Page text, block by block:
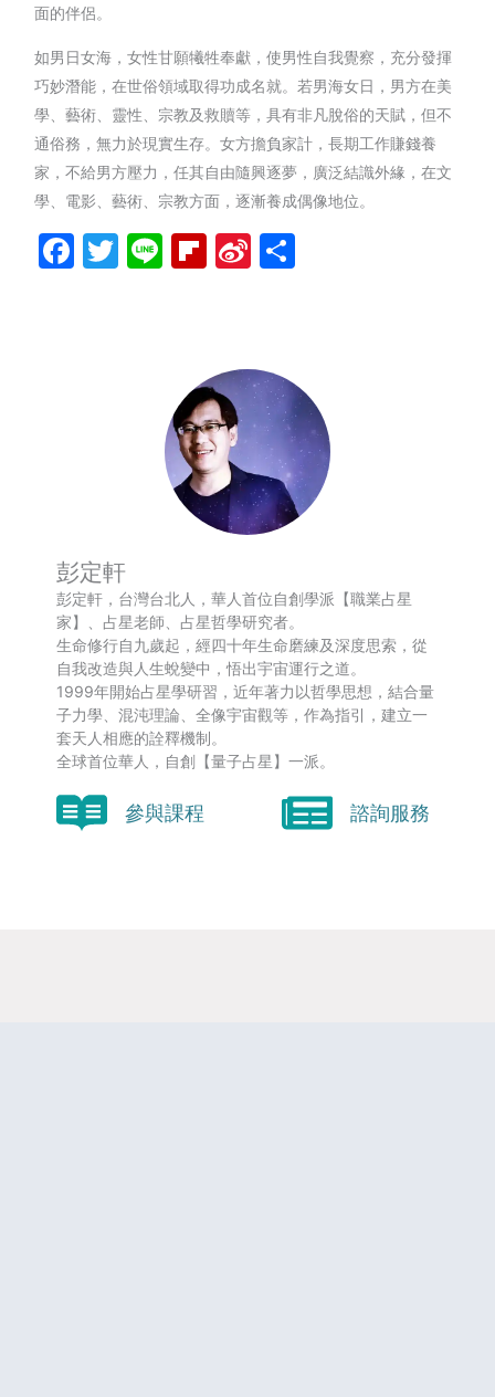
面的伴侶。
如男日女海，女性甘願犧牲奉獻，使男性自我覺察，充分發揮
巧妙潛能，在世俗領域取得功成名就。若男海女日，男方在美
學、藝術、靈性、宗教及救贖等，具有非凡脫俗的天賦，但不
通俗務，無力於現實生存。女方擔負家計，長期工作賺錢養
家，不給男方壓力，任其自由隨興逐夢，廣泛結識外緣，在文
學、電影、藝術、宗教方面，逐漸養成偶像地位。
Facebook
Twitter
LineFlipboard
Sina
彭定軒
彭定軒，台灣台北人，華人首位自創學派【職業占星
家】、占星老師、占星哲學研究者。
生命修行自九歲起，經四十年生命磨練及深度思索，從
自我改造與人生蛻變中，悟出宇宙運行之道。
1999年開始占星學研習，近年著力以哲學思想，結合量
子力學、混沌理論、全像宇宙觀等，作為指引，建立一
套天人相應的詮釋機制。
全球首位華人，自創【量子占星】一派。
參與課程 諮詢服務